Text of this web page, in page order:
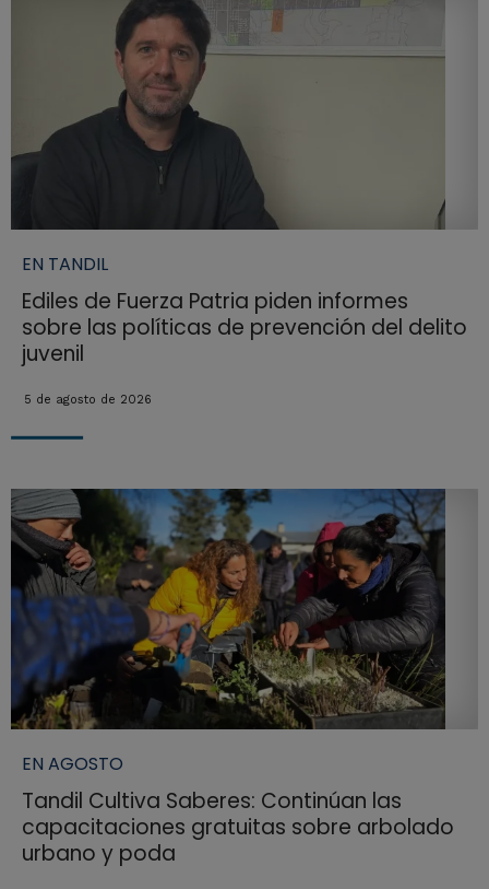
EN TANDIL
Ediles de Fuerza Patria piden informes
sobre las políticas de prevención del delito
juvenil
5 de agosto de 2026
EN AGOSTO
Tandil Cultiva Saberes: Continúan las
capacitaciones gratuitas sobre arbolado
urbano y poda